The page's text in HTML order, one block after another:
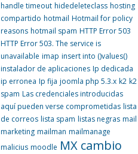
handle timeout hidedeleteclass hosting
compartido hotmail Hotmail for policy
reasons hotmail spam HTTP Error 503
HTTP Error 503. The service is
unavailable imap insert into ()values()
instalador de aplicaciones Ip dedicada
ip erronea Ip fija joomla php 5.3.x k2 k2
spam Las credenciales introducidas
aquí pueden verse comprometidas lista
de correos lista spam listas negras mail
marketing mailman mailmanage
malicius moodle MX cambio